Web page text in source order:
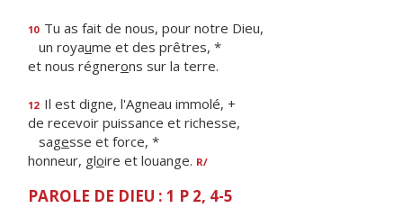
10 Tu as fait de nous, pour notre Dieu,
un royaume et des prêtres, *
et nous régnerons sur la terre.
12 Il est digne, l'Agneau immolé, +
de recevoir puissance et richesse,
sagesse et force, *
honneur, gloire et louange. R/
PAROLE DE DIEU : 1 P 2, 4-5